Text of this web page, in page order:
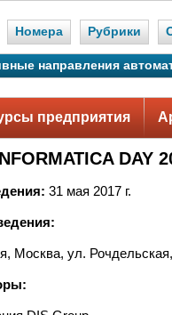
Номера Рубрики
направления
предприятия
DAY
31 мая 2017 г.
Москва, ул.